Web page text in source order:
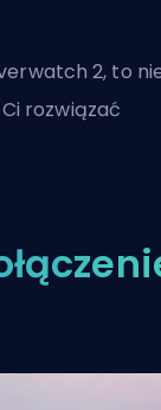
2, to
rozwiązać